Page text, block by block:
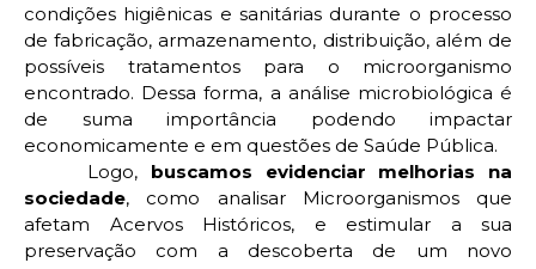
condições higiênicas e sanitárias durante o processo
de fabricação, armazenamento, distribuição, além de
possíveis tratamentos para o microorganismo
encontrado. Dessa forma, a análise microbiológica é
de suma importância podendo impactar
economicamente e em questões de Saúde Pública.
Logo, buscamos evidenciar melhorias na
sociedade, como analisar Microorganismos que
afetam Acervos Históricos, e estimular a sua
preservação com a descoberta de um novo